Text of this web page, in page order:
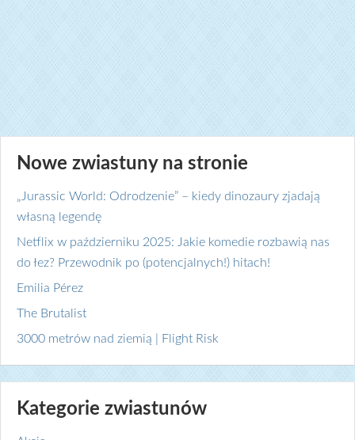
Nowe zwiastuny na stronie
„Jurassic World: Odrodzenie” – kiedy dinozaury zjadają
własną legendę
Netflix w październiku 2025: Jakie komedie rozbawią nas
do łez? Przewodnik po (potencjalnych!) hitach!
Emilia Pérez
The Brutalist
3000 metrów nad ziemią | Flight Risk
Kategorie zwiastunów